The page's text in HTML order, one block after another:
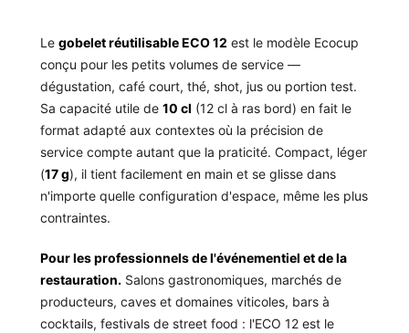
Le gobelet réutilisable ECO 12 est le modèle Ecocup
conçu pour les petits volumes de service —
dégustation, café court, thé, shot, jus ou portion test.
Sa capacité utile de 10 cl (12 cl à ras bord) en fait le
format adapté aux contextes où la précision de
service compte autant que la praticité. Compact, léger
(17 g), il tient facilement en main et se glisse dans
n'importe quelle configuration d'espace, même les plus
contraintes.
Pour les professionnels de l'événementiel et de la
restauration. Salons gastronomiques, marchés de
producteurs, caves et domaines viticoles, bars à
cocktails, festivals de street food : l'ECO 12 est le